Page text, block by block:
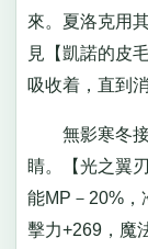
來。夏洛克用
見【凱諾的皮
吸收着，直到
無影寒冬接
睛。【光之翼
能MP－20%，
擊力+269，魔